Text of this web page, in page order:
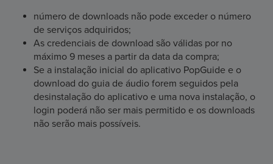
número de downloads não pode exceder o número
de serviços adquiridos;
As credenciais de download são válidas por no
máximo 9 meses a partir da data da compra;
Se a instalação inicial do aplicativo PopGuide e o
download do guia de áudio forem seguidos pela
desinstalação do aplicativo e uma nova instalação, o
login poderá não ser mais permitido e os downloads
não serão mais possíveis.